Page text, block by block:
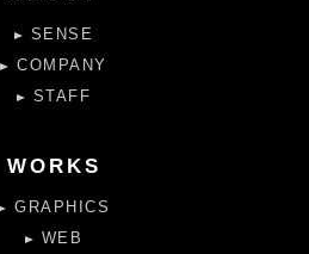
SENSE
COMPANY
STAFF
WORKS
GRAPHICS
WEB